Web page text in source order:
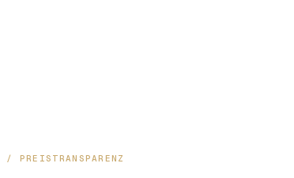
/ PREISTRANSPARENZ